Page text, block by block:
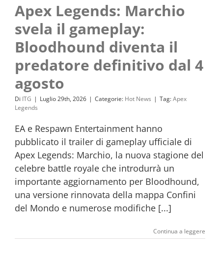
Apex Legends: Marchio
svela il gameplay:
Bloodhound diventa il
predatore definitivo dal 4
agosto
Di ITG | Luglio 29th, 2026 | Categorie: Hot News | Tag:Apex
Legends
EA e Respawn Entertainment hanno
pubblicato il trailer di gameplay ufficiale di
Apex Legends: Marchio, la nuova stagione del
celebre battle royale che introdurrà un
importante aggiornamento per Bloodhound,
una versione rinnovata della mappa Confini
del Mondo e numerose modifiche [...]
Continua a leggere